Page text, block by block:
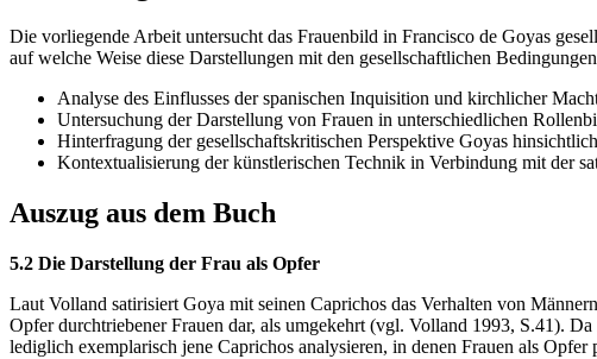
Die vorliegende Arbeit untersucht das Frauenbild in Francisco de Goyas
auf welche Weise diese Darstellungen mit den gesellschaftlichen
Analyse des Einflusses der spanischen Inquisition und kirchlicher
Untersuchung der Darstellung von Frauen in unterschiedlichen
Hinterfragung der gesellschaftskritischen Perspektive Goyas
Kontextualisierung der künstlerischen Technik in Verbindung mit der
Auszug aus dem Buch
5.2 Die Darstellung der Frau als Opfer
Laut Volland satirisiert Goya mit seinen Caprichos das Verhalten von
Opfer durchtriebener Frauen dar, als umgekehrt (vgl. Volland 1993, S.41).
lediglich exemplarisch jene Caprichos analysieren, in denen Frauen als Opfer